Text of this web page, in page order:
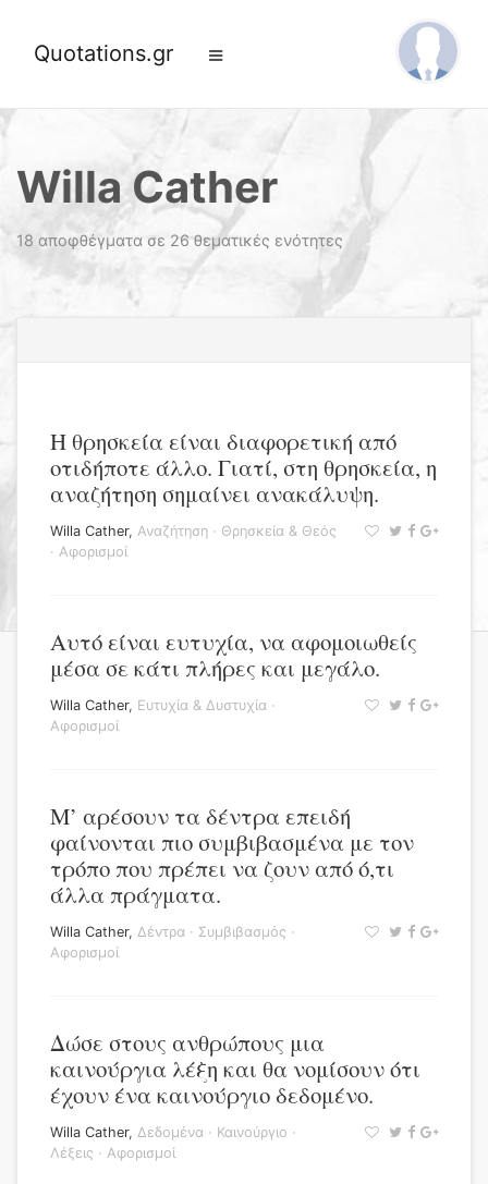
Quotations.gr
Willa Cather
18 αποφθέγματα σε 26 θεματικές ενότητες
Η θρησκεία είναι διαφορετική από
οτιδήποτε άλλο. Γιατί, στη θρησκεία, η
αναζήτηση σημαίνει ανακάλυψη.
Willa Cather, Αναζήτηση · Θρησκεία & Θεός
· Αφορισμοί
Αυτό είναι ευτυχία, να αφομοιωθείς
μέσα σε κάτι πλήρες και μεγάλο.
Willa Cather, Ευτυχία & Δυστυχία ·
Αφορισμοί
Μ’ αρέσουν τα δέντρα επειδή
φαίνονται πιο συμβιβασμένα με τον
τρόπο που πρέπει να ζουν από ό,τι
άλλα πράγματα.
Willa Cather, Δέντρα · Συμβιβασμός ·
Αφορισμοί
Δώσε στους ανθρώπους μια
καινούργια λέξη και θα νομίσουν ότι
έχουν ένα καινούργιο δεδομένο.
Willa Cather, Δεδομένα · Καινούργιο ·
Λέξεις · Αφορισμοί